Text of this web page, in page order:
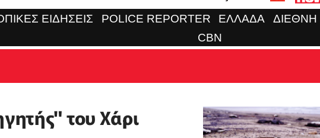
ΕΙΔΗΣΕΙΣ POLICE REPORTER ΕΛΛΑΔΑ ΔΙΕΘΝΗ
CBN
του Χάρι